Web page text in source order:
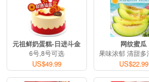
元祖鲜奶蛋糕-日进斗金
6号,8号可选
US$49.99
网纹蜜瓜
果味浓郁 清甜多
US$22.99